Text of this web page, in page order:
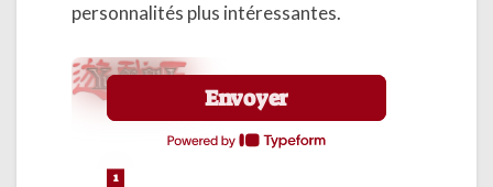
personnalités plus intéressantes.